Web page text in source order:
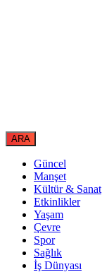
Güncel
Manşet
Kültür & Sanat
Etkinlikler
Yaşam
Çevre
Spor
Sağlık
İş Dünyası